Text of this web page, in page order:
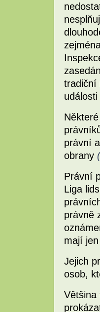
tradiční
právní
obrany
Právní
Liga
právně
mají
Jejich
osob,
Většina